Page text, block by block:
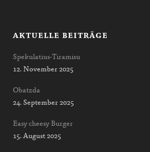
AKTUELLE BEITRÄGE
Spekulatius-Tiramisu
12. November 2025
Obatzda
24. September 2025
Easy cheesy Burger
15. August 2025